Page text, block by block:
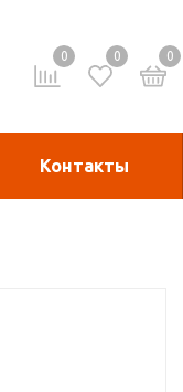
0 0 0
Контакты